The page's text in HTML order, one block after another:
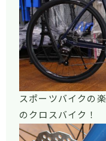
スポーツバイクの
のクロスバイク！